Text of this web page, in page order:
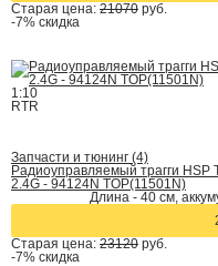
Старая цена: 21070 руб.
-7% скидка
1:10
RTR
Запчасти и тюнинг (4)
Радиоуправляемый трагги
2.4G - 94124N TOP(11501N)
Длина - 40 см,
Старая цена: 23120 руб.
-7% скидка